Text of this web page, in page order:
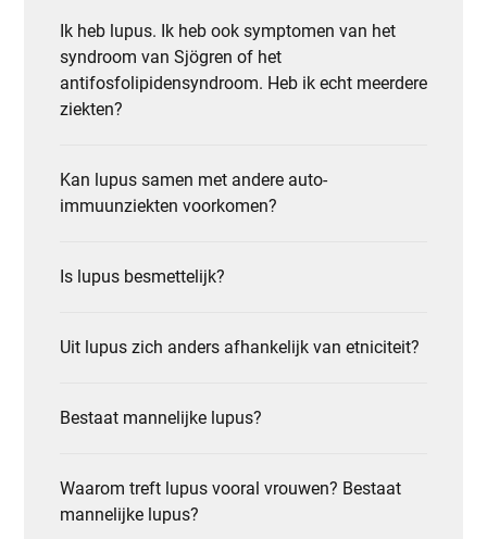
Ik heb lupus. Ik heb ook symptomen van het
syndroom van Sjögren of het
antifosfolipidensyndroom. Heb ik echt meerdere
ziekten?
Kan lupus samen met andere auto-
immuunziekten voorkomen?
Is lupus besmettelijk?
Uit lupus zich anders afhankelijk van etniciteit?
Bestaat mannelijke lupus?
Waarom treft lupus vooral vrouwen? Bestaat
mannelijke lupus?